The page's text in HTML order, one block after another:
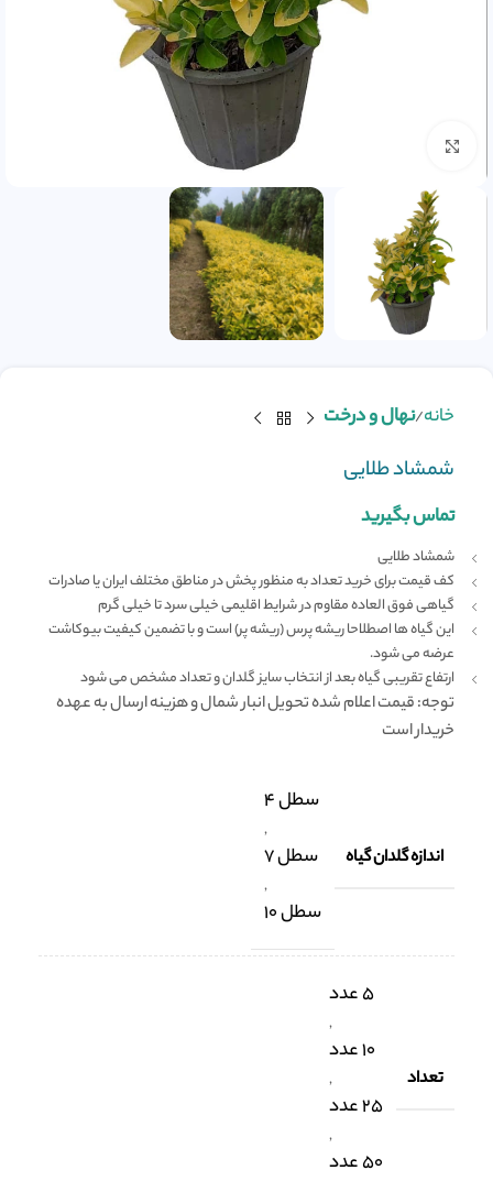
خانه نهال و درخت
شمشاد طلایی
تماس بگیرید
شمشاد طلایی
کف قیمت برای خرید تعداد به منظور پخش در مناطق مختلف ایران یا صادرات
گیاهی فوق العاده مقاوم در شرایط اقلیمی خیلی سرد تا خیلی گرم
این گیاه ها اصطلاحا ریشه پرس (ریشه پر) است و با تضمین کیفیت بیوکاشت
عرضه می شود.
ارتفاع تقریبی گیاه بعد از انتخاب سایز گلدان و تعداد مشخص می شود
توجه: قیمت اعلام شده تحویل انبار شمال و هزینه ارسال به عهده
خریدار است
اندازه گلدان گیاه
سطل 4
,
سطل 7
,
سطل 10
تعداد
5 عدد
,
10 عدد
,
25 عدد
,
50 عدد